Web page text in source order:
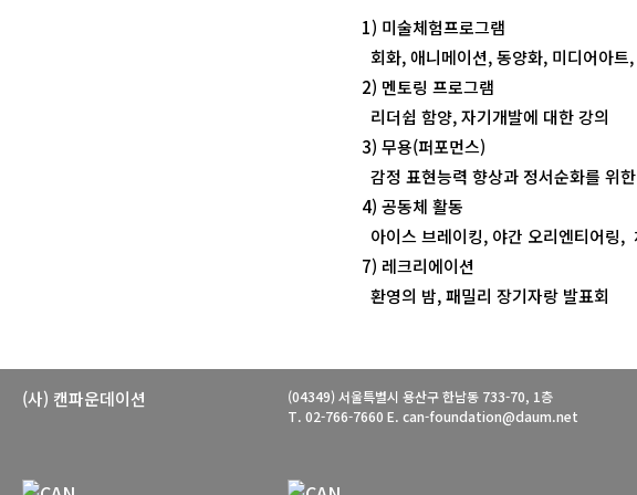
1) 미술체험프로그램
회화, 애니메이션, 동양화, 미디어아트
2) 멘토링 프로그램
리더쉽 함양, 자기개발에 대한 강의
3) 무용(퍼포먼스)
감정 표현능력 향상과 정서순화를
4) 공동체 활동
아이스 브레이킹, 야간 오리엔티어링,
7) 레크리에이션
환영의 밤, 패밀리 장기자랑 발표회
(사) 캔파운데이션
(04349) 서울특별시 용산구 한남동 733-70, 1층
T. 02-766-7660 E. can-foundation@daum.net